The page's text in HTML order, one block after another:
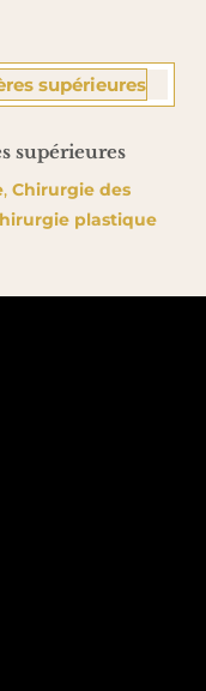
supérieures
, Chirurgie des
plastique